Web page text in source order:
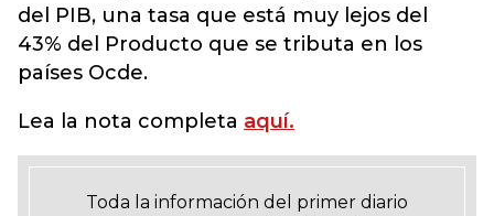
del PIB, una tasa que está muy lejos del
43% del Producto que se tributa en los
países Ocde.
Lea la nota completa aquí.
Toda la información del primer diario